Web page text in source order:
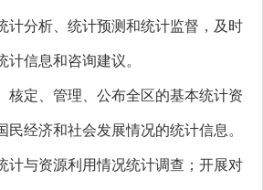
计分析、统计预测和统计监督，及时
计信息和咨询建议。
核定、管理、公布全区的基本统计资
民经济和社会发展情况的统计信息。
计与资源利用情况统计调查；开展对